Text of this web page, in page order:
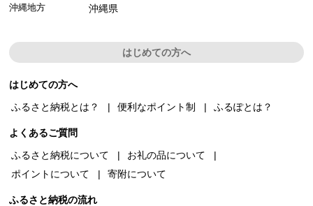
沖縄地方 沖縄県
はじめての方へ
はじめての方へ
ふるさと納税とは？
便利なポイント制 ふるぽとは？
よくあるご質問
ふるさと納税について
お礼の品について
ポイントについて
寄附について
ふるさと納税の流れ